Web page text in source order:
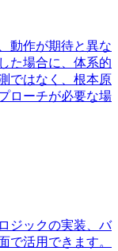
動作が期待と異な
た場合に、体系的
ではなく、根本原
ローチが必要な場
ジックの実装、バ
で活用できます。